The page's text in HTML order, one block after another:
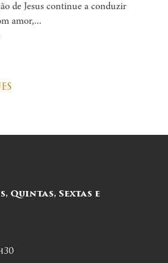
de Jesus continue a conduzir
amor,...
Quintas, Sextas e